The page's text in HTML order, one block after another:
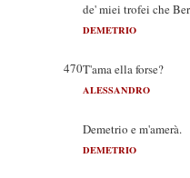
de' miei trofei che
DEMETRIO
470T'ama ella forse?
ALESSANDRO
Io nol so
Demetrio e m'amerà.
DEMETRIO
Ch'io